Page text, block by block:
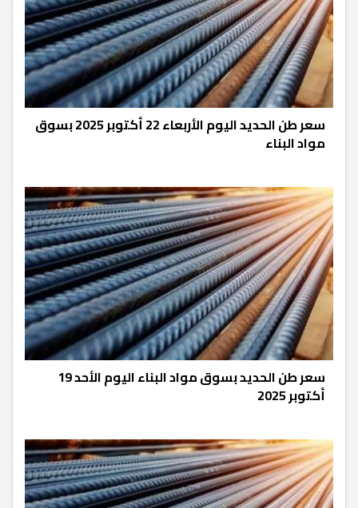
سعر طن الحديد اليوم الأربعاء 22 أكتوبر 2025 بسوق
مواد البناء
سعر طن الحديد بسوق مواد البناء اليوم الأحد 19
أكتوبر 2025